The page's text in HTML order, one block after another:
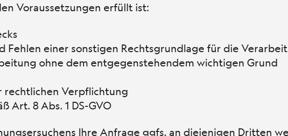
Voraussetzungen erfüllt ist:
Fehlen einer sonstigen Rechtsgrundlage für die
ohne dem entgegenstehendem wichtigen Grund
rechtlichen Verpflichtung
Art. 8 Abs. 1 DS-GVO
Ihre Anfrage ggfs. an diejenigen Dritten